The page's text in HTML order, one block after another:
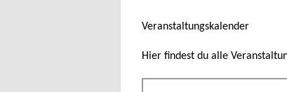
Veranstaltungskalender
Hier findest du alle